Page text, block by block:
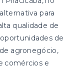
para
qualidade de
de
agronegócio,
comércios e